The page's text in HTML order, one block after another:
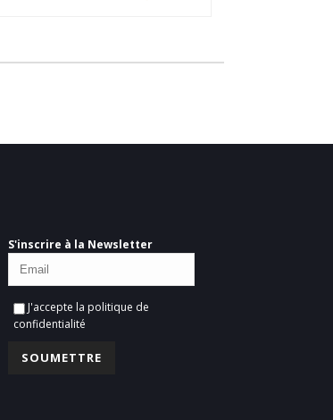
S'inscrire à la Newsletter
J'accepte la politique de
confidentialité